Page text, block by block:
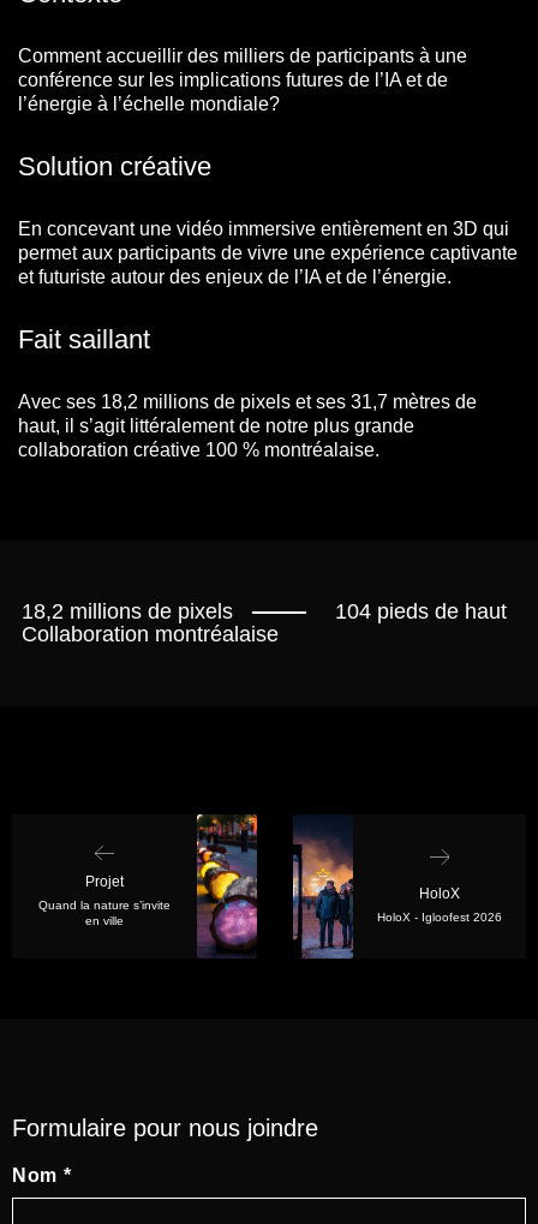
Comment accueillir des milliers de participants à une
conférence sur les implications futures de l’IA et de
l’énergie à l’échelle mondiale?
Solution créative
En concevant une vidéo immersive entièrement en 3D qui
permet aux participants de vivre une expérience captivante
et futuriste autour des enjeux de l’IA et de l’énergie.
Fait saillant
Avec ses 18,2 millions de pixels et ses 31,7 mètres de
haut, il s’agit littéralement de notre plus grande
collaboration créative 100 % montréalaise.
18,2 millions de pixels
104 pieds de haut
Collaboration montréalaise
Projet
Quand la nature s’invite
en ville
HoloX
HoloX - Igloofest 2026
Formulaire pour nous joindre
Nom *